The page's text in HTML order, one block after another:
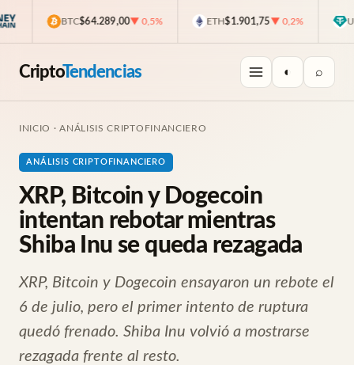
BTC$64.289,00▼ 0,5% ETH$1.901,75▼ 0,2%
CriptoTendencias ◐ ⌕
INICIO ·ANÁLISIS CRIPTOFINANCIERO
ANÁLISIS CRIPTOFINANCIERO
XRP, Bitcoin y Dogecoin
intentan rebotar mientras
Shiba Inu se queda rezagada
XRP, Bitcoin y Dogecoin ensayaron un rebote el
6 de julio, pero el primer intento de ruptura
quedó frenado. Shiba Inu volvió a mostrarse
rezagada frente al resto.